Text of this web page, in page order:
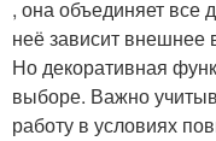
, она объединяет все
неё зависит
Но декоративная
выборе. Важно
работу в условиях